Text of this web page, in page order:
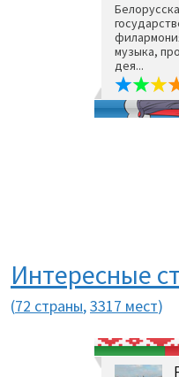
музыка,
дея...
Интересные
(72 страны,3317 мест)